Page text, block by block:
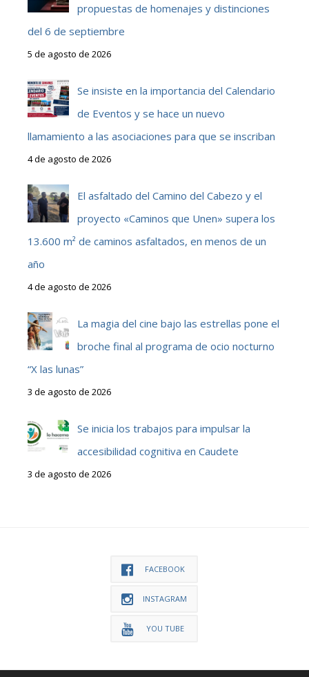
propuestas de homenajes y distinciones
del 6 de septiembre
5 de agosto de 2026
Se insiste en la importancia del Calendario
de Eventos y se hace un nuevo
llamamiento a las asociaciones para que se inscriban
4 de agosto de 2026
El asfaltado del Camino del Cabezo y el
proyecto «Caminos que Unen» supera los
13.600 m² de caminos asfaltados, en menos de un
año
4 de agosto de 2026
La magia del cine bajo las estrellas pone el
broche final al programa de ocio nocturno
“X las lunas”
3 de agosto de 2026
Se inicia los trabajos para impulsar la
accesibilidad cognitiva en Caudete
3 de agosto de 2026
FACEBOOK
INSTAGRAM
YOU TUBE